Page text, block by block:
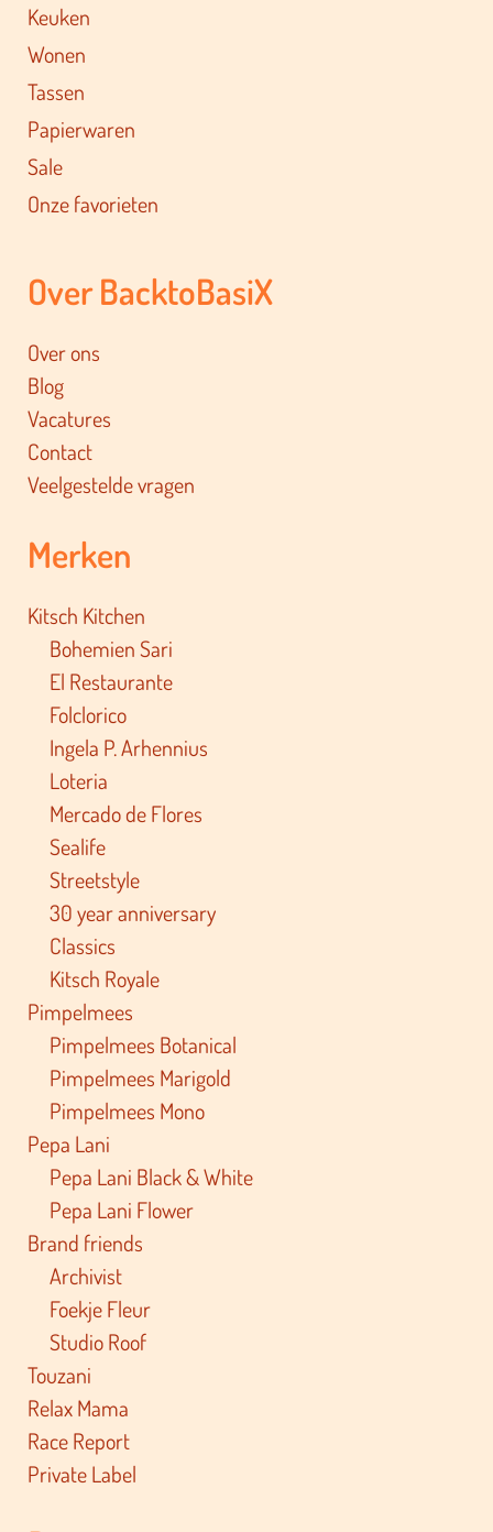
Keuken
Wonen
Tassen
Papierwaren
Sale
Onze favorieten
Over BacktoBasiX
Over ons
Blog
Vacatures
Contact
Veelgestelde vragen
Merken
Kitsch Kitchen
Bohemien Sari
El Restaurante
Folclorico
Ingela P. Arhennius
Loteria
Mercado de Flores
Sealife
Streetstyle
30 year anniversary
Classics
Kitsch Royale
Pimpelmees
Pimpelmees Botanical
Pimpelmees Marigold
Pimpelmees Mono
Pepa Lani
Pepa Lani Black & White
Pepa Lani Flower
Brand friends
Archivist
Foekje Fleur
Studio Roof
Touzani
Relax Mama
Race Report
Private Label